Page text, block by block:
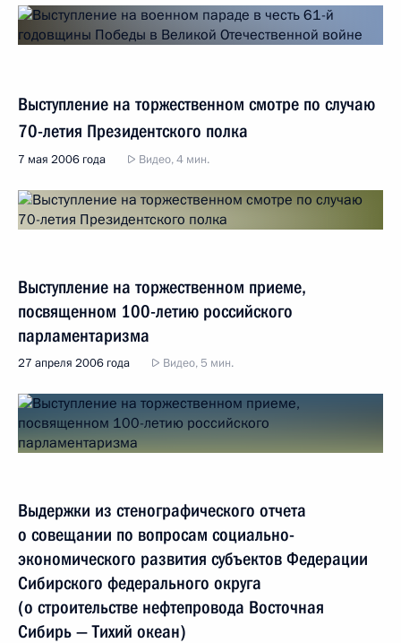
Выступление на торжественном смотре по случаю
70-летия Президентского полка
7 мая 2006 года Видео, 4 мин.
Выступление на торжественном приеме,
посвященном 100-летию российского
парламентаризма
27 апреля 2006 года Видео, 5 мин.
Выдержки из стенографического отчета
о совещании по вопросам социально-
экономического развития субъектов Федерации
Сибирского федерального округа
(о строительстве нефтепровода Восточная
Сибирь — Тихий океан)